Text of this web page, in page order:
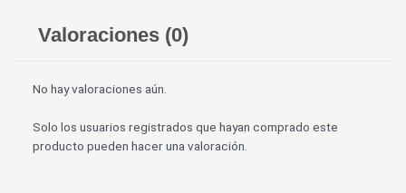
Valoraciones (0)
No hay valoraciones aún.
Solo los usuarios registrados que hayan comprado este
producto pueden hacer una valoración.